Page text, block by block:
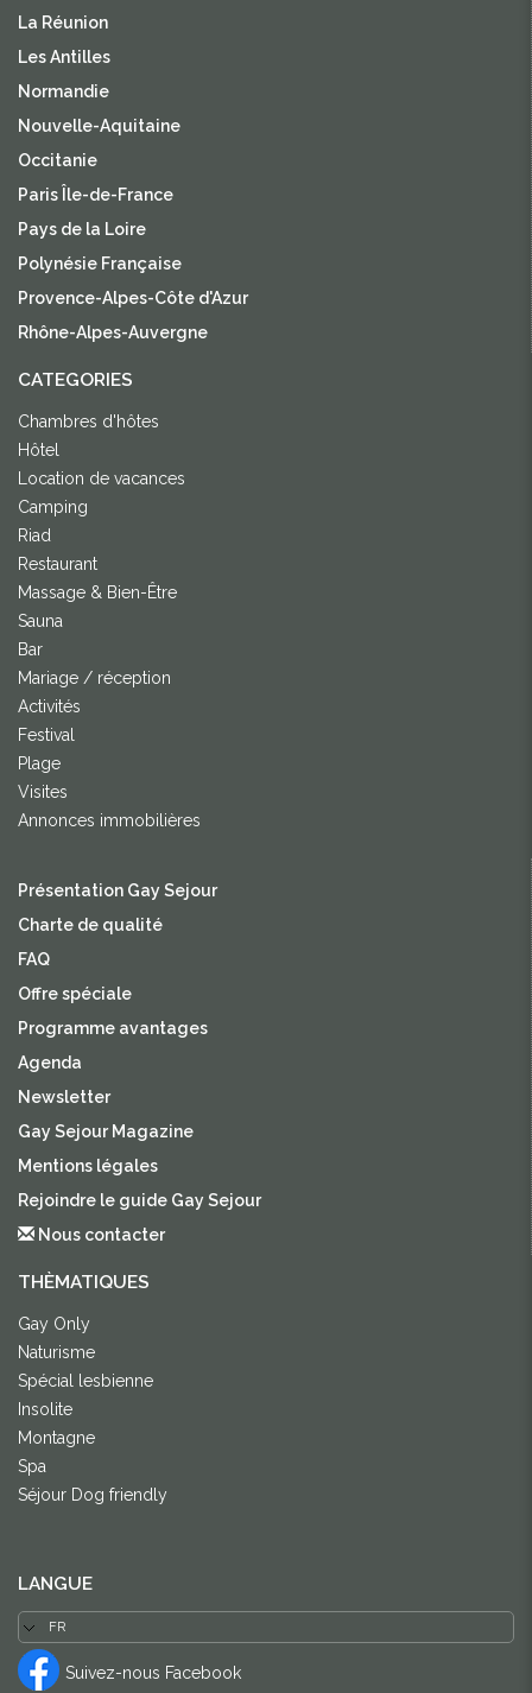
La Réunion
Les Antilles
Normandie
Nouvelle-Aquitaine
Occitanie
Paris Île-de-France
Pays de la Loire
Polynésie Française
Provence-Alpes-Côte d'Azur
Rhône-Alpes-Auvergne
CATEGORIES
Chambres d'hôtes
Hôtel
Location de vacances
Camping
Riad
Restaurant
Massage & Bien-Être
Sauna
Bar
Mariage / réception
Activités
Festival
Plage
Visites
Annonces immobilières
Présentation Gay Sejour
Charte de qualité
FAQ
Offre spéciale
Programme avantages
Agenda
Newsletter
Gay Sejour Magazine
Mentions légales
Rejoindre le guide Gay Sejour
Nous contacter
THÈMATIQUES
Gay Only
Naturisme
Spécial lesbienne
Insolite
Montagne
Spa
Séjour Dog friendly
LANGUE
Suivez-nous Facebook